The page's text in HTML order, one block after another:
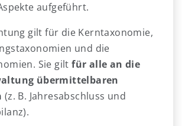
aufgeführt.
gilt für die Kerntaxonomie,
und die
Sie giltfür alle an die
übermittelbaren
(z. B. Jahresabschluss und